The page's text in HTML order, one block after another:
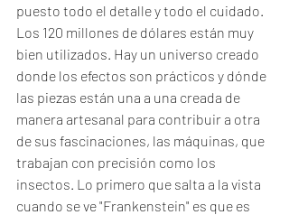
puesto todo el detalle y todo el cuidado.
Los 120 millones de dólares están muy
bien utilizados. Hay un universo creado
donde los efectos son prácticos y dónde
las piezas están una a una creada de
manera artesanal para contribuir a otra
de sus fascinaciones, las máquinas, que
trabajan con precisión como los
insectos. Lo primero que salta a la vista
cuando se ve "Frankenstein" es que es